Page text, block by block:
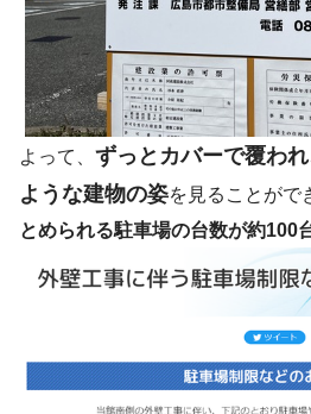
よって、 ずっとカバーで覆わ
ような建物の姿を見ることがで
とめられる駐車場の台数が約100